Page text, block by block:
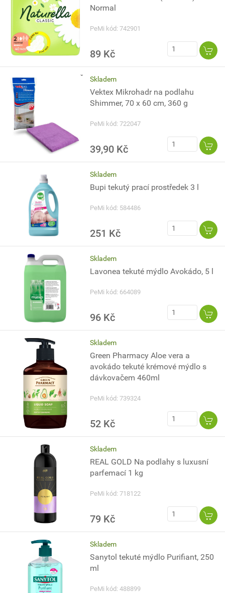
Normal
PeMi kód: 742901
89 Kč
Skladem
Vektex Mikrohadr na podlahu
Shimmer, 70 x 60 cm, 360 g
PeMi kód: 722047
39,90 Kč
Skladem
Bupi tekutý prací prostředek 3 l
PeMi kód: 584486
251 Kč
Skladem
Lavonea tekuté mýdlo Avokádo, 5 l
PeMi kód: 664089
96 Kč
Skladem
Green Pharmacy Aloe vera a
avokádo tekuté krémové mýdlo s
dávkovačem 460ml
PeMi kód: 739324
52 Kč
Skladem
REAL GOLD Na podlahy s luxusní
parfemací 1 kg
PeMi kód: 718122
79 Kč
Skladem
Sanytol tekuté mýdlo Purifiant, 250
ml
PeMi kód: 488899